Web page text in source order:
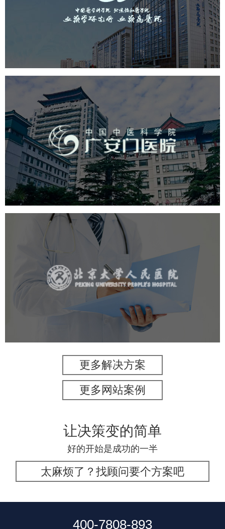
医院网站建设
互联网医院
网站建设 网页设计
广安门医院
医药医疗 医院 医院网站建设
互联网医院
品牌官网
网站建设 网页设计
北京大学人民医院
医院
IT平台整体解决方案
定制开发 网站代运营
更多解决方案
更多网站案例
让决策变的简单
好的开始是成功的一半
太麻烦了？找顾问要个方案吧
400-7808-893